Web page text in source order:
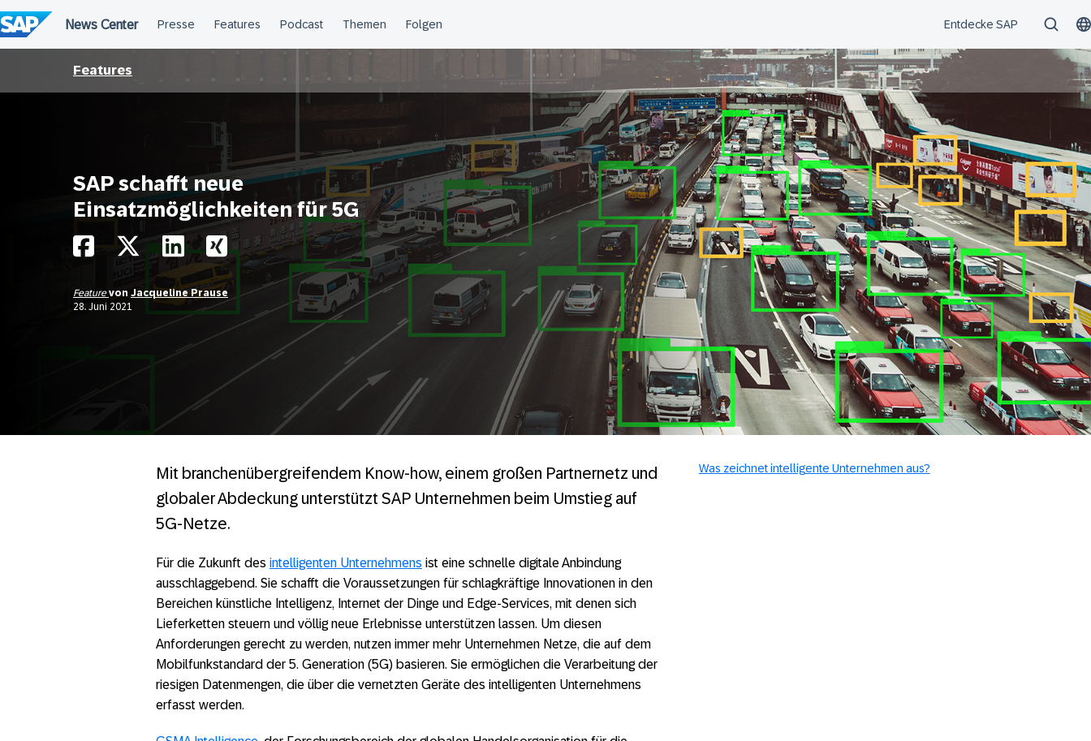
Features
SAP schafft neue
Einsatzmöglichkeiten für 5G
Featurevon Jacqueline Prause
28. Juni 2021
Mit branchenübergreifendem Know-how, einem großen Partnernetz und
globaler Abdeckung unterstützt SAP Unternehmen beim Umstieg auf
5G-Netze.
Für die Zukunft des intelligenten Unternehmens ist eine schnelle digitale Anbindung
ausschlaggebend. Sie schafft die Voraussetzungen für schlagkräftige Innovationen in den
Bereichen künstliche Intelligenz, Internet der Dinge und Edge-Services, mit denen sich
Lieferketten steuern und völlig neue Erlebnisse unterstützen lassen. Um diesen
Anforderungen gerecht zu werden, nutzen immer mehr Unternehmen Netze, die auf dem
Mobilfunkstandard der 5. Generation (5G) basieren. Sie ermöglichen die Verarbeitung der
riesigen Datenmengen, die über die vernetzten Geräte des intelligenten Unternehmens
erfasst werden.
Was zeichnet intelligente Unternehmen aus?